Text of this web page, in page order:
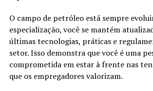
O campo de petróleo está sempre
especialização, você se mantém
últimas tecnologias, práticas e
setor. Isso demonstra que você é uma
comprometida em estar à frente nas
que os empregadores valorizam.